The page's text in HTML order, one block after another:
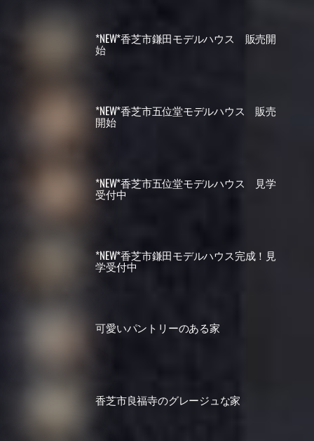
*NEW*香芝市鎌田モデルハウス 販売開
始
*NEW*香芝市五位堂モデルハウス 販売
開始
*NEW*香芝市五位堂モデルハウス 見学
受付中
*NEW*香芝市鎌田モデルハウス完成！見
学受付中
可愛いパントリーのある家
香芝市良福寺のグレージュな家